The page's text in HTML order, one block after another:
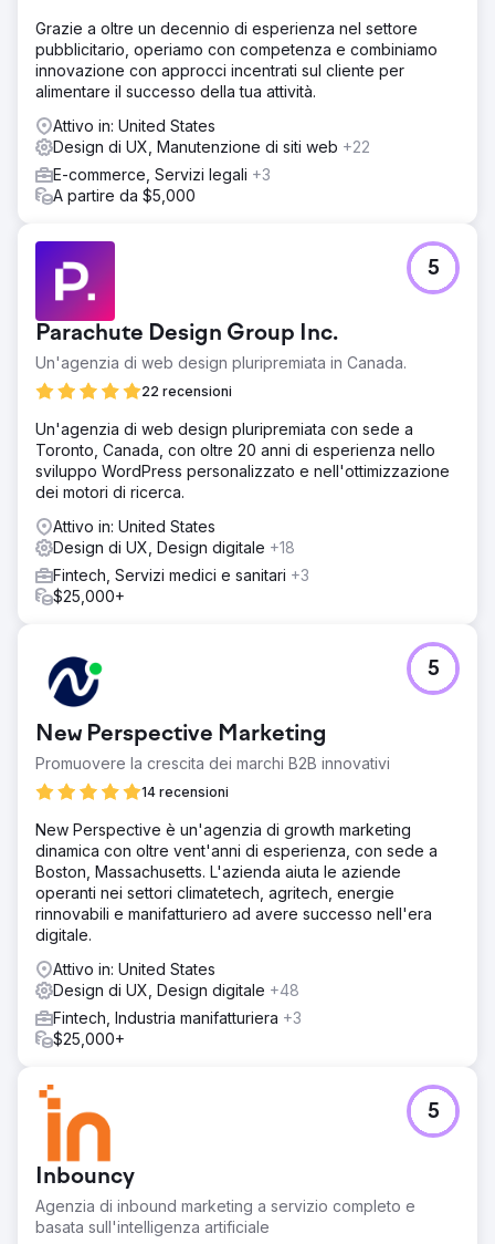
conformità delle risorse umane, la gestione delle paghe e
l'onboarding. Abbiamo creato nuove landing page,
contenuti di blog di lunga durata e case study per
supportare ogni fase del percorso del cliente. Abbiamo
ottimizzato i link interni e i metadati.
Risultato
Le conversioni mensili sono triplicate in cinque mesi. Il
traffico organico è cresciuto del 189% e il blog ha iniziato
Grazie a oltre un decennio di esperienza nel settore
pubblicitario, operiamo con competenza e combiniamo
innovazione con approcci incentrati sul cliente per
alimentare il successo della tua attività.
Attivo in: United States
Design di UX, Manutenzione di siti web +22
E-commerce, Servizi legali +3
A partire da $5,000
Parachute Design Group Inc.
Un'agenzia di web design pluripremiata in Canada.
22 recensioni
5
Un'agenzia di web design pluripremiata con sede a
Toronto, Canada, con oltre 20 anni di esperienza nello
sviluppo WordPress personalizzato e nell'ottimizzazione
dei motori di ricerca.
Attivo in: United States
Design di UX, Design digitale +18
Fintech, Servizi medici e sanitari +3
$25,000+
New Perspective Marketing
Promuovere la crescita dei marchi B2B innovativi
14 recensioni
5
New Perspective è un'agenzia di growth marketing
dinamica con oltre vent'anni di esperienza, con sede a
Boston, Massachusetts. L'azienda aiuta le aziende
operanti nei settori climatetech, agritech, energie
rinnovabili e manifatturiero ad avere successo nell'era
digitale.
Attivo in: United States
Design di UX, Design digitale +48
Fintech, Industria manifatturiera +3
$25,000+
Inbouncy
Agenzia di inbound marketing a servizio completo e
basata sull'intelligenza artificiale
5